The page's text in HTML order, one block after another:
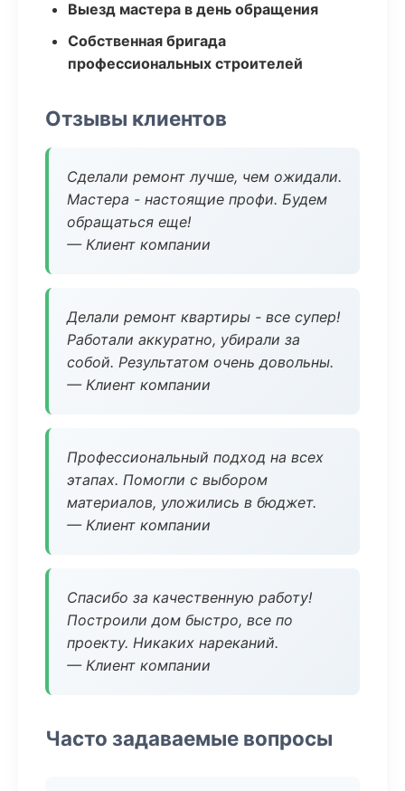
Выезд мастера в день обращения
Собственная бригада
профессиональных строителей
Отзывы клиентов
Сделали ремонт лучше, чем ожидали.
Мастера - настоящие профи. Будем
обращаться еще!
— Клиент компании
Делали ремонт квартиры - все супер!
Работали аккуратно, убирали за
собой. Результатом очень довольны.
— Клиент компании
Профессиональный подход на всех
этапах. Помогли с выбором
материалов, уложились в бюджет.
— Клиент компании
Спасибо за качественную работу!
Построили дом быстро, все по
проекту. Никаких нареканий.
— Клиент компании
Часто задаваемые вопросы